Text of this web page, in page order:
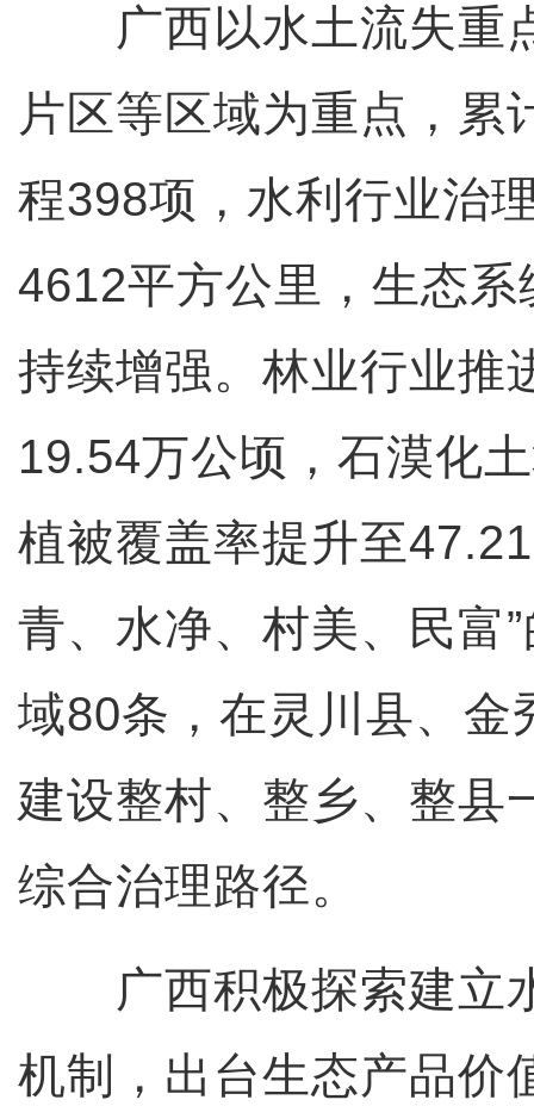
广西以水土流失重
片区等区域为重点，累
程398项，水利行业治
4612平方公里，生态
持续增强。林业行业推
19.54万公顷，石漠化
植被覆盖率提升至
青、水净、村美、民富
域80条，在灵川县、金
建设整村、整乡、整县
综合治理路径。
广西积极探索建立
机制，出台生态产品价